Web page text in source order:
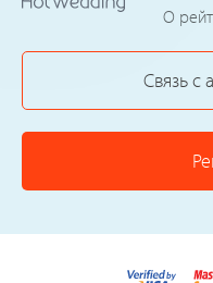
О
Связь с